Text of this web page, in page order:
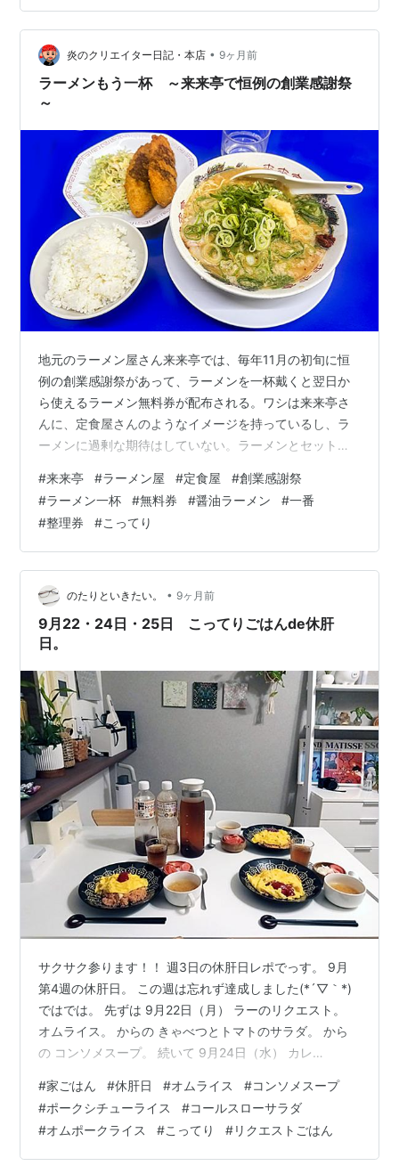
下一品 お持ち帰り麺 家麺 3食セット こってり ノーブラ
ンド品 Amazon サッポロ一番 名店の味 天下一品 京都濃
厚鶏白湯 袋麺 105g ×10個 サンヨー食品 Amazon サッポ
ロ一番 名店の味 天下一品 京都濃厚鶏白湯 ミニカ…
炎のクリエイター日記・本店 • 9ヶ月前
ラーメンもう一杯 ～来来亭で恒例の創業感謝祭
～
地元のラーメン屋さん来来亭では、毎年11月の初旬に恒
例の創業感謝祭があって、ラーメンを一杯戴くと翌日か
ら使えるラーメン無料券が配布される。ワシは来来亭さ
んに、定食屋さんのようなイメージを持っているし、ラ
ーメンに過剰な期待はしていない。ラーメンとセット
どとランチセットにするパターンが多い。 ラーメンとセ
ットのお値段が、牡蠣フライ＠380円追加の場合は、結
構なお値段になるので、こんな時に無料券を絡めて有利
な条件で戴くことにしている。となりの苦学生らしき兄
ちゃんが、店員さんに質問をした「ミニラーメンでも無
料券は頂けますか？」って、小ラーメンを食ってノ…
#来来亭 #ラーメン屋 #定食屋 #創業感謝祭
#ラーメン一杯 #無料券 #醤油ラーメン #一番
#整理券 #こってり
のたりといきたい。 • 9ヶ月前
9月22・24日・25日 こってりごはんde休肝
日。
サクサク参ります！！ 週3日の休肝日レポでっす。 9月
第4週の休肝日。 この週は忘れず達成しました(*´▽｀*)
ではでは。 先ずは 9月22日（月） ラーのリクエスト。
オムライス。 からの きゃべつとトマトのサラダ。 から
の コンソメスープ。 続いて 9月24日（水） カレ
思いこんでいましたが コレしかなかった・・・(*ﾉ∀`) ポ
ークシチュー（？）ライスになりました( ´∀｀ ) 具材は大
量のたまねぎ＆にんじんのみじん切りに豚の切り落と
し。 見た目より味はさっぱりしてました。 からの コー
#家ごはん #休肝日 #オムライス #コンソメスープ
#ポークシチューライス #コールスローサラダ
#オムポークライス #こってり #リクエストごはん